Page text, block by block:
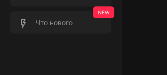
Что нового